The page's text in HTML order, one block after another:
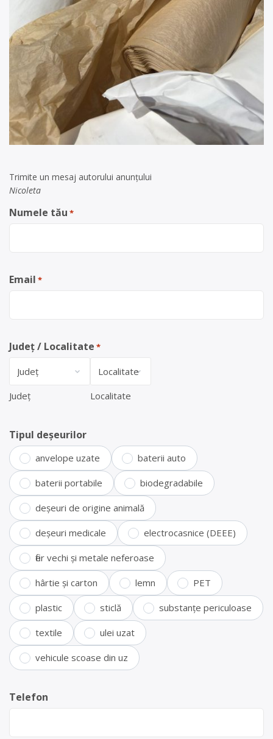
Trimite un mesaj autorului anunţului
Nicoleta
Numele tău *
Email *
Județ / Localitate *
Județ Localitate
Tipul deșeurilor
anvelope uzate baterii auto
baterii portabile biodegradabile
deșeuri de origine animală
deșeuri medicale electrocasnice (DEEE)
fier vechi și metale neferoase
hârtie și carton lemn PET
plastic sticlă substanțe periculoase
textile ulei uzat
vehicule scoase din uz
Telefon